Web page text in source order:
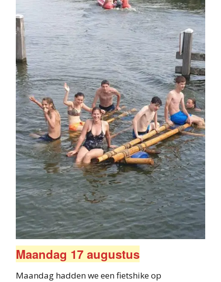
Maandag 17 augustus
Maandag hadden we een fietshike op